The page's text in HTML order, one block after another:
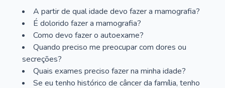
A partir de qual idade devo fazer a mamografia?
É dolorido fazer a mamografia?
Como devo fazer o autoexame?
Quando preciso me preocupar com dores ou
secreções?
Quais exames preciso fazer na minha idade?
Se eu tenho histórico de câncer da família, tenho